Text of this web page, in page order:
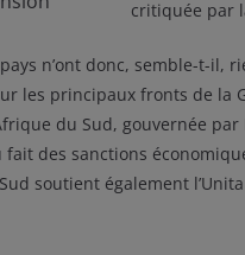
critiquée par
n’ont donc, semble-t-il,
les principaux fronts de
du Sud, gouvernée
fait des sanctions
soutient également